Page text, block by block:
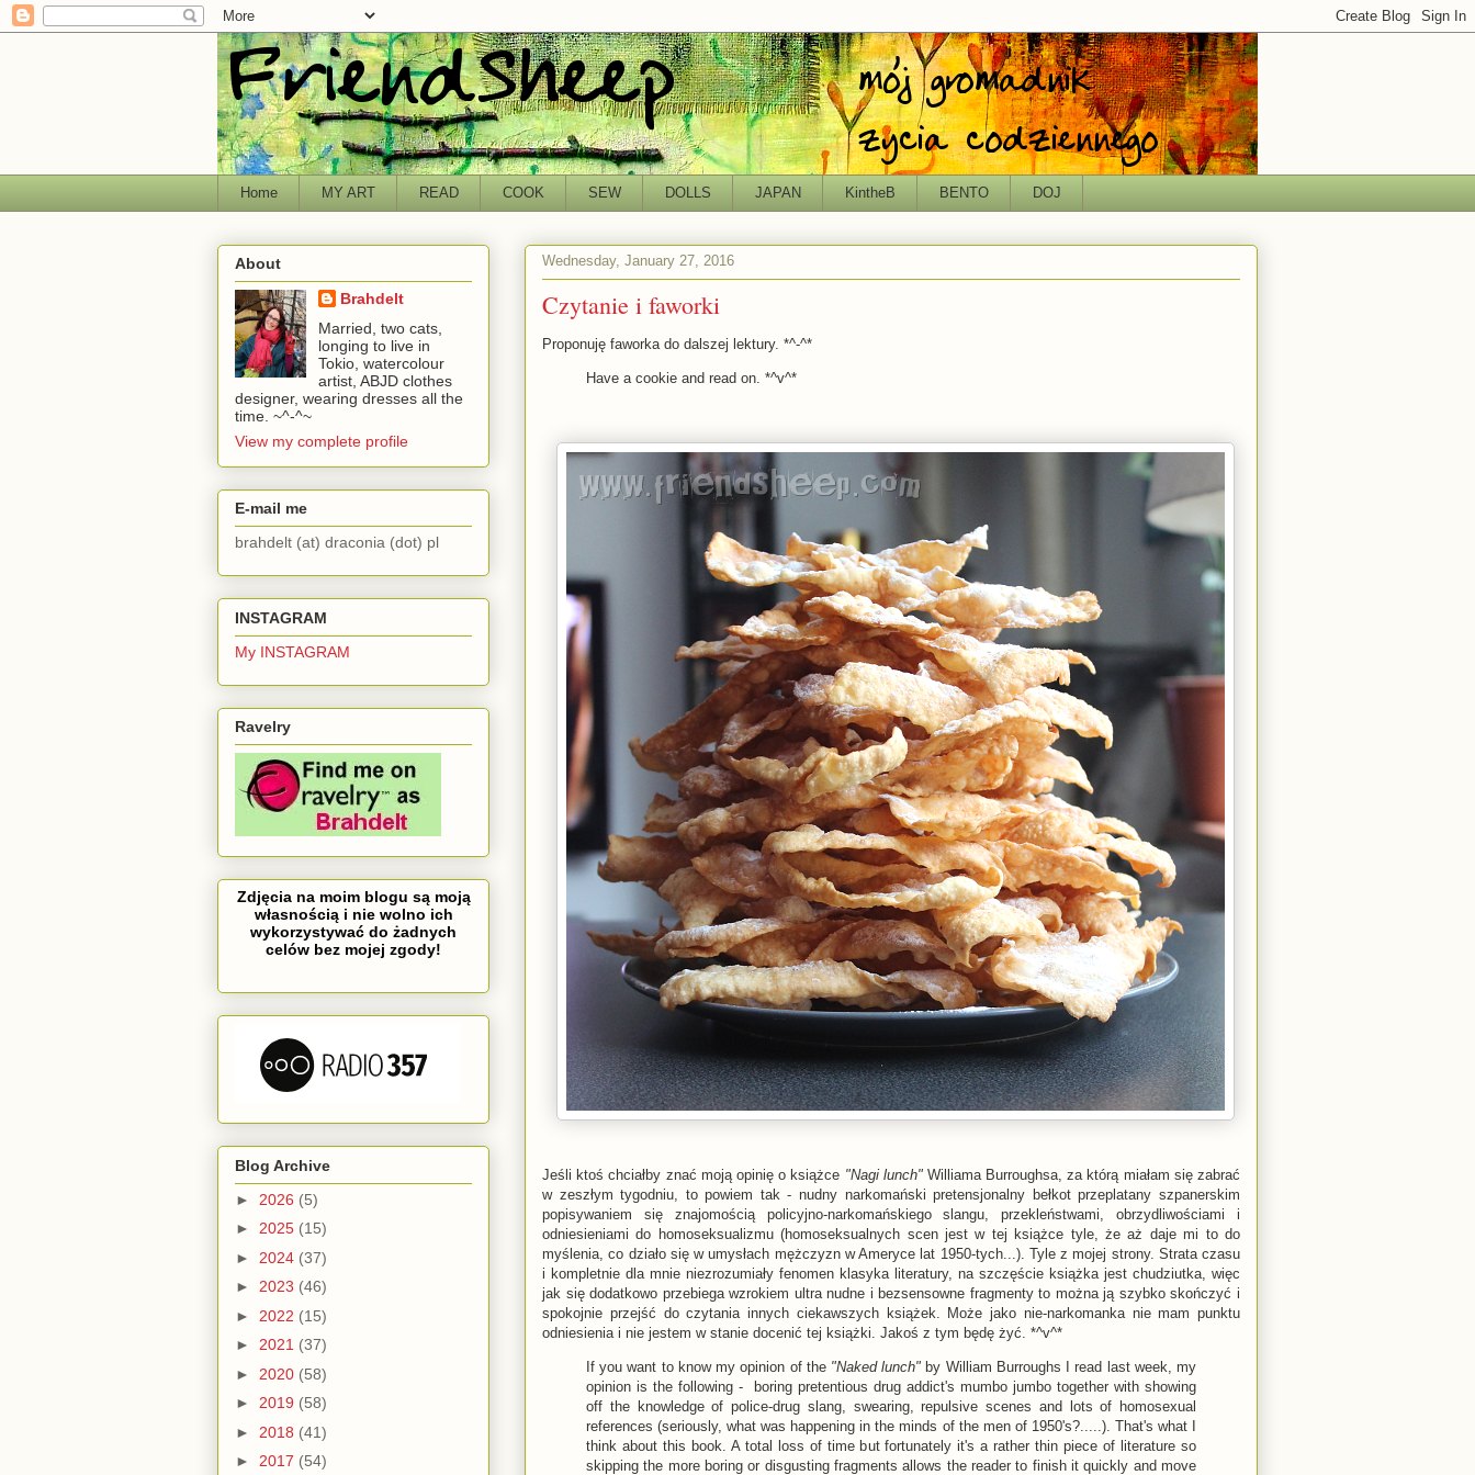
Home MY ART READ COOK SEW DOLLS JAPAN KintheB BENTO DOJ
Wednesday, January 27, 2016
Czytanie i faworki
Proponuję faworka do dalszej lektury. *^-^*
Have a cookie and read on. *^v^*
Jeśli ktoś chciałby znać moją opinię o książce "Nagi lunch"Williama Burroughsa, za którą miałam się zabrać
w zeszłym tygodniu, to powiem tak - nudny narkomański pretensjonalny bełkot przeplatany szpanerskim
popisywaniem się znajomością policyjno-narkomańskiego slangu, przekleństwami, obrzydliwościami i
odniesieniami do homoseksualizmu (homoseksualnych scen jest w tej książce tyle, że aż daje mi to do
myślenia, co działo się w umysłach mężczyzn w Ameryce lat 1950-tych...). Tyle z mojej strony. Strata czasu
i kompletnie dla mnie niezrozumiały fenomen klasyka literatury, na szczęście książka jest chudziutka, więc
jak się dodatkowo przebiega wzrokiem ultra nudne i bezsensowne fragmenty to można ją szybko skończyć i
spokojnie przejść do czytania innych ciekawszych książek. Może jako nie-narkomanka nie mam punktu
odniesienia i nie jestem w stanie docenić tej książki. Jakoś z tym będę żyć. *^v^*
If you want to know my opinion of the "Naked lunch" by William Burroughs I read last week, my
opinion is the following - boring pretentious drug addict's mumbo jumbo together with showing
off the knowledge of police-drug slang, swearing, repulsive scenes and lots of homosexual
references (seriously, what was happening in the minds of the men of 1950's?.....). That's what I
think about this book. A total loss of time but fortunately it's a rather thin piece of literature so
skipping the more boring or disgusting fragments allows the reader to finish it quickly and move
About
Brahdelt
Married, two cats,
longing to live in
Tokio, watercolour
artist, ABJD clothes
designer, wearing dresses all the
time. ~^-^~
View my complete profile
E-mail me
brahdelt (at) draconia (dot) pl
INSTAGRAM
My INSTAGRAM
Ravelry
Zdjęcia na moim blogu są moją
własnością i nie wolno ich
wykorzystywać do żadnych
celów bez mojej zgody!
Blog Archive
► 2026 (5)
► 2025 (15)
► 2024 (37)
► 2023 (46)
► 2022 (15)
► 2021 (37)
► 2020 (58)
► 2019 (58)
► 2018 (41)
► 2017 (54)